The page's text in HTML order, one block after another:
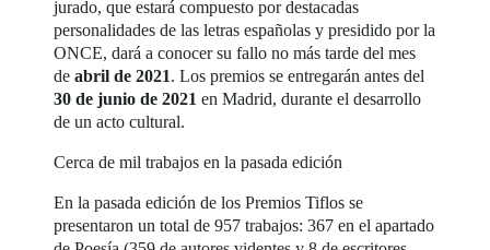
jurado, que estará compuesto por destacadas
personalidades de las letras españolas y presidido por la
ONCE, dará a conocer su fallo no más tarde del mes
deabril de 2021. Los premios se entregarán antes del
30 de junio de 2021 en Madrid, durante el desarrollo
de un acto cultural.
Cerca de mil trabajos en la pasada edición
En la pasada edición de los Premios Tiflos se
presentaron un total de 957 trabajos: 367 en el apartado